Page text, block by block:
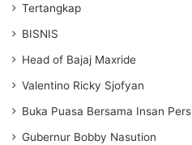
Tertangkap
BISNIS
Head of Bajaj Maxride
Valentino Ricky Sjofyan
Buka Puasa Bersama Insan Pers
Gubernur Bobby Nasution